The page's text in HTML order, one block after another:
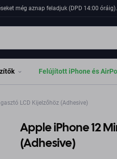
még aznap feladjuk (DPD 14:00
Felújított iPhone és
LCD Kijelzőhöz (Adhesive)
Apple iPhone 12
(Adhesive)